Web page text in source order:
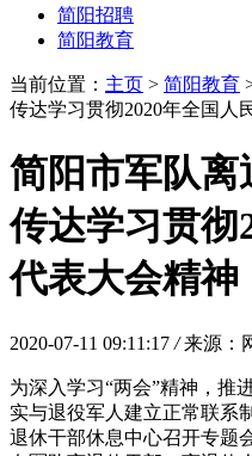
简阳招聘
简阳教育
当前位置： 主页 > 简阳教育
传达学习贯彻2020年全国人
简阳市军队离
传达学习贯彻
代表大会精神
2020-07-11 09:11:17 / 来源：
为深入学习“两会”精神，推
实与退役军人建立正常联系
退休干部休息中心召开专题